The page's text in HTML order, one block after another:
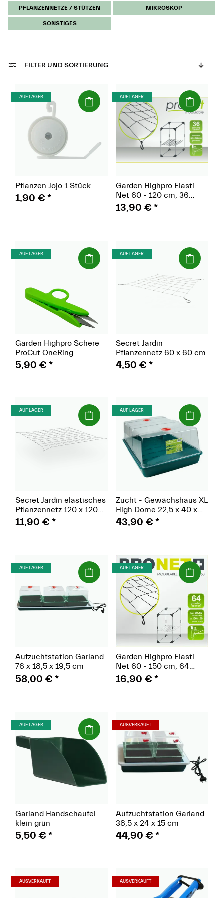
PFLANZENNETZE / STÜTZEN MIKROSKOP
SONSTIGES
FILTER UND SORTIERUNG
AUF LAGER (Paket)
Pflanzen Jojo 1 Stück
1,90 € *
AUF LAGER (Paket)
Garden Highpro Elasti
Net 60 - 120 cm, 36
Netzfelder
13,90 € *
AUF LAGER (Paket)
Garden Highpro Schere
ProCut OneRing
5,90 € *
AUF LAGER (Paket)
Secret Jardin
Pflanzennetz 60 x 60 cm
4,50 € *
AUF LAGER (Paket)
Secret Jardin elastisches
Pflanzennetz 120 x 120
cm
11,90 € *
AUF LAGER (Paket)
Zucht - Gewächshaus XL
High Dome 22,5 x 40 x
58 cm
43,90 € *
AUF LAGER (Paket)
Aufzuchtstation Garland
76 x 18,5 x 19,5 cm
58,00 € *
AUF LAGER (Paket)
Garden Highpro Elasti
Net 60 - 150 cm, 64
Netzfelder
16,90 € *
AUF LAGER (Paket)
Garland Handschaufel
klein grün
5,50 € *
AUSVERKAUFT
Aufzuchtstation Garland
38,5 x 24 x 15 cm
44,90 € *
AUSVERKAUFT (Paket) AUSVERKAUFT (Paket)